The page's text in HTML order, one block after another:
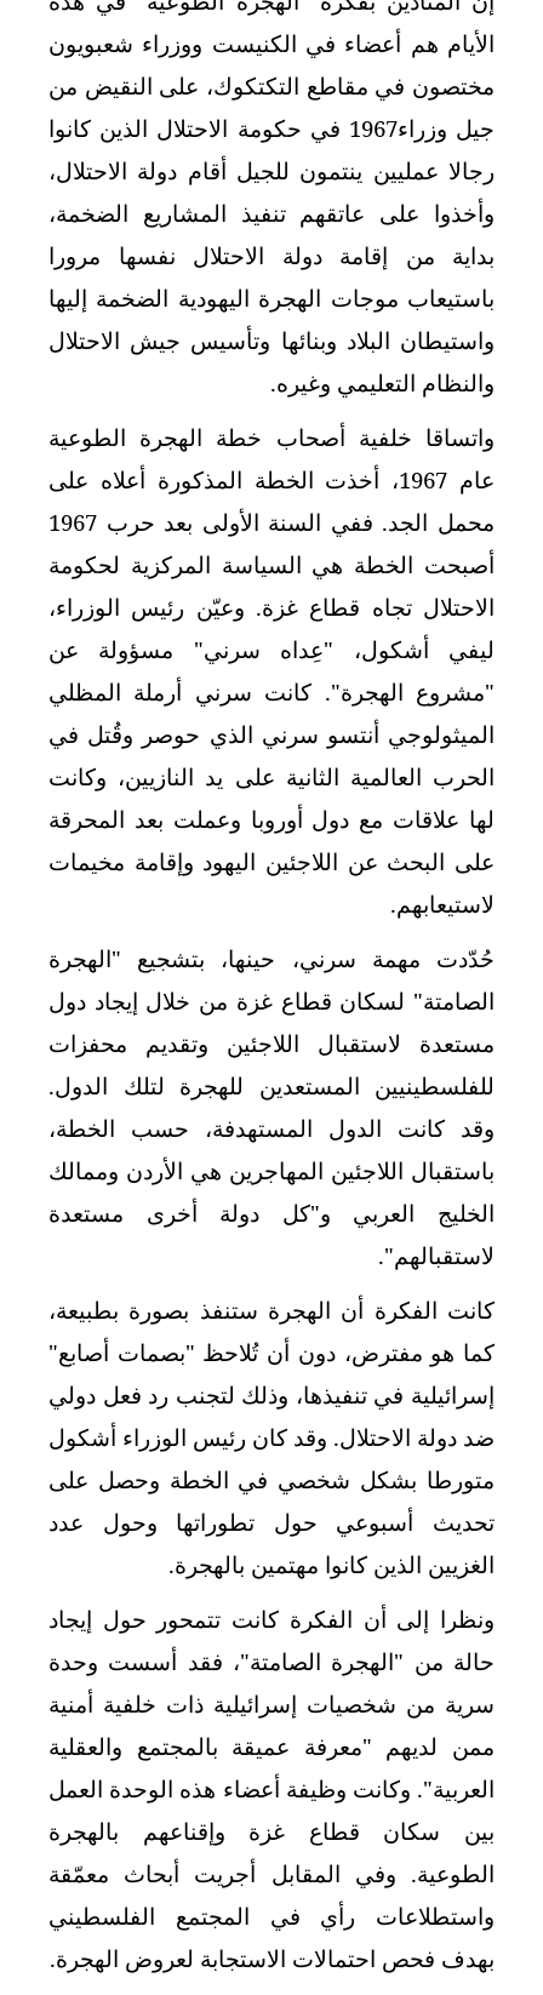
الأيام هم أعضاء في الكنيست ووزراء شعبويون
مختصون في مقاطع التكتكوك، على النقيض من
جيل وزراء1967 في حكومة الاحتلال الذين كانوا
رجالا عمليين ينتمون للجيل أقام دولة الاحتلال،
وأخذوا على عاتقهم تنفيذ المشاريع الضخمة،
بداية من إقامة دولة الاحتلال نفسها مرورا
باستيعاب موجات الهجرة اليهودية الضخمة إليها
واستيطان البلاد وبنائها وتأسيس جيش الاحتلال
والنظام التعليمي وغيره.
واتساقا خلفية أصحاب خطة الهجرة الطوعية
عام 1967، أخذت الخطة المذكورة أعلاه على
محمل الجد. ففي السنة الأولى بعد حرب 1967
أصبحت الخطة هي السياسة المركزية لحكومة
الاحتلال تجاه قطاع غزة. وعيّن رئيس الوزراء،
ليفي أشكول، "عِداه سرني" مسؤولة عن
"مشروع الهجرة". كانت سرني أرملة المظلي
الميثولوجي أنتسو سرني الذي حوصر وقُتل في
الحرب العالمية الثانية على يد النازيين، وكانت
لها علاقات مع دول أوروبا وعملت بعد المحرقة
على البحث عن اللاجئين اليهود وإقامة مخيمات
لاستيعابهم.
حُدّدت مهمة سرني، حينها، بتشجيع "الهجرة
الصامتة" لسكان قطاع غزة من خلال إيجاد دول
مستعدة لاستقبال اللاجئين وتقديم محفزات
للفلسطينيين المستعدين للهجرة لتلك الدول.
وقد كانت الدول المستهدفة، حسب الخطة،
باستقبال اللاجئين المهاجرين هي الأردن وممالك
الخليج العربي و"كل دولة أخرى مستعدة
لاستقبالهم".
كانت الفكرة أن الهجرة ستنفذ بصورة بطبيعة،
كما هو مفترض، دون أن تُلاحظ "بصمات أصابع"
إسرائيلية في تنفيذها، وذلك لتجنب رد فعل دولي
ضد دولة الاحتلال. وقد كان رئيس الوزراء أشكول
متورطا بشكل شخصي في الخطة وحصل على
تحديث أسبوعي حول تطوراتها وحول عدد
الغزيين الذين كانوا مهتمين بالهجرة.
ونظرا إلى أن الفكرة كانت تتمحور حول إيجاد
حالة من "الهجرة الصامتة"، فقد أسست وحدة
سرية من شخصيات إسرائيلية ذات خلفية أمنية
ممن لديهم "معرفة عميقة بالمجتمع والعقلية
العربية". وكانت وظيفة أعضاء هذه الوحدة العمل
بين سكان قطاع غزة وإقناعهم بالهجرة
الطوعية. وفي المقابل أجريت أبحاث معمّقة
واستطلاعات رأي في المجتمع الفلسطيني
بهدف فحص احتمالات الاستجابة لعروض الهجرة.